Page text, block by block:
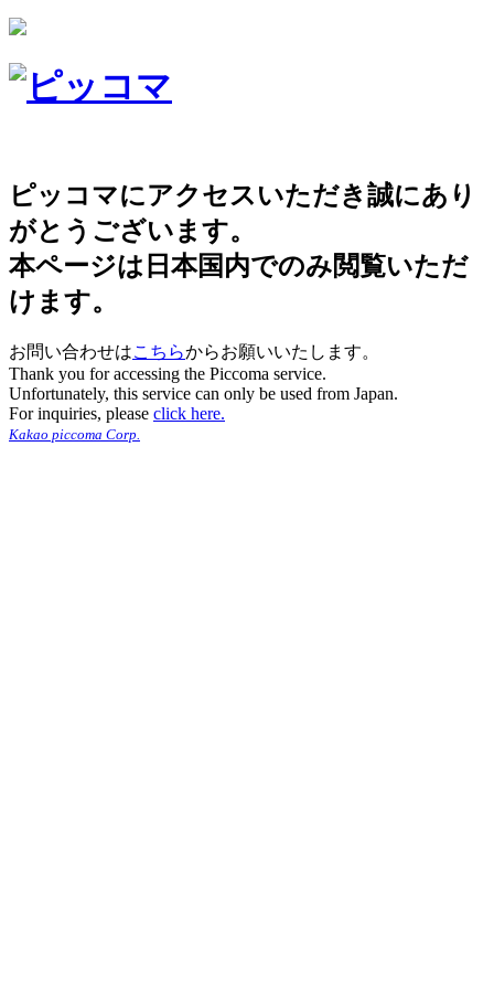
ピッコマにアクセスいただき誠にあり
がとうございます。
本ページは日本国内でのみ閲覧いただ
けます。
お問い合わせはこちらからお願いいたします。
Thank you for accessing the Piccoma service.
Unfortunately, this service can only be used from Japan.
For inquiries, please click here.
Kakao piccoma Corp.